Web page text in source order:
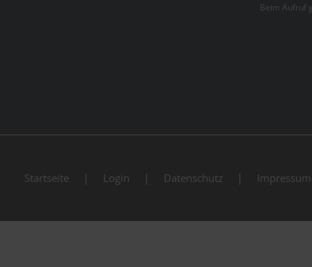
Beim Aufruf
Startseite Login Datenschutz Impressum